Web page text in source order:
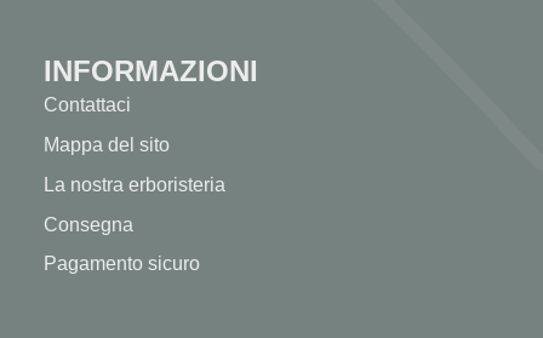
INFORMAZIONI
Contattaci
Mappa del sito
La nostra erboristeria
Consegna
Pagamento sicuro